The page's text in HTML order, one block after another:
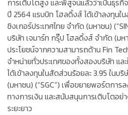
การเติบโตสูง และพิสูจน์แล้วว่าเป็นธุร
ปี 2564 แรบบิท โฮลดิ้งส์ ได้เข้าลงทุนใ
ซิงเกอร์ประเทศไทย จำกัด (มหาชน)
บริษัท เจมาร์ท กรุ๊ป โฮลดิ้งส์ จำกัด (มห
ประโยชน์จากความสามารถด้าน Fin
จำหน่ายทั่วประเทศของทั้งสองบริษัท แล
ได้เข้าลงทุนในสัดส่วนร้อยละ 3.95 ในบ
(มหาชน) (“SGC”) เพื่อขยายพอร์ตการ
ทางการเงิน และสนับสนุนการเติบโตอย่
ระยะยาว